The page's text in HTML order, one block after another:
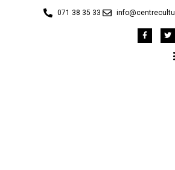
071 38 35 33